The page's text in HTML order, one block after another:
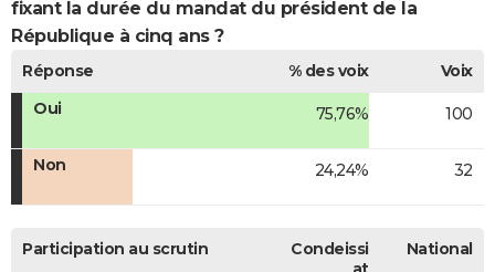
fixant la durée du mandat du président de la
République à cinq ans ?
Réponse % des voix
Voix
Oui
75,76% 100
Non 24,24% 32
Participation au scrutin
Condeissi
National